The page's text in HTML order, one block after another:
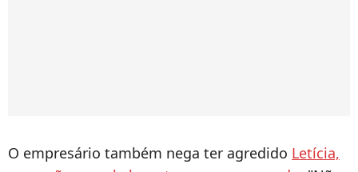
O empresário também nega ter agredido Letícia,